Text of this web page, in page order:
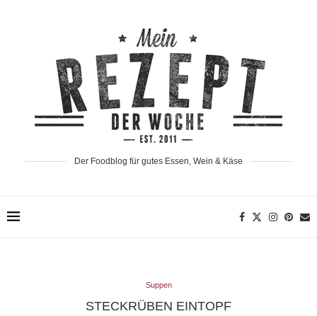
Der Foodblog für gutes Essen, Wein & Käse
Suppen
STECKRÜBEN EINTOPF